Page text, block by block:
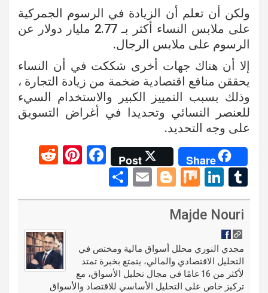
ولكن أن تعلم أن الزيادة في الرسوم الجمركية
على ملابس النساء أكثر بـ 2.77 مليار دولار عن
الرسوم على ملابس الرجال.
إلا أن هناك جهات أخرى شككت في أن النساء
يحققن منافع اقتصادية ضخمة من زيادة التجارة ،
وذلك بسبب التمييز الكبير والاستخدام السيء
للعنصر النسائي وتحديدا في أغراض التسويق
على وجه التحديد.
Share
Post
F
ce
o
k
Pi
er
t
d
t
T
u
m
bl
r
Li
n
ke
n
M
ix
Bl
o
er
E
m
h
Majde Nouri
مجدي النوري محلل أسواق مالية ومختص في
التحليل الاقتصادي والمالي، يتمتع بخبرة تمتد
لأكثر من 16 عامًا في مجال تحليل الأسواق، مع
تركيز خاص على التحليل الأساسي للاقتصاد والأسواق